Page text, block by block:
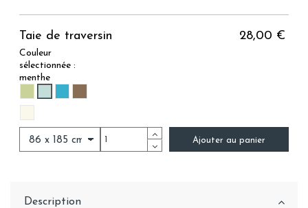
Taie de traversin 28,00 €
Couleur
sélectionnée :
menthe
Ajouter au panier
Description